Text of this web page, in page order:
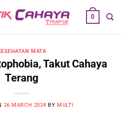
0
MATA
Takut Cahaya
Terang
26 MARCH 2024 BY MULTI